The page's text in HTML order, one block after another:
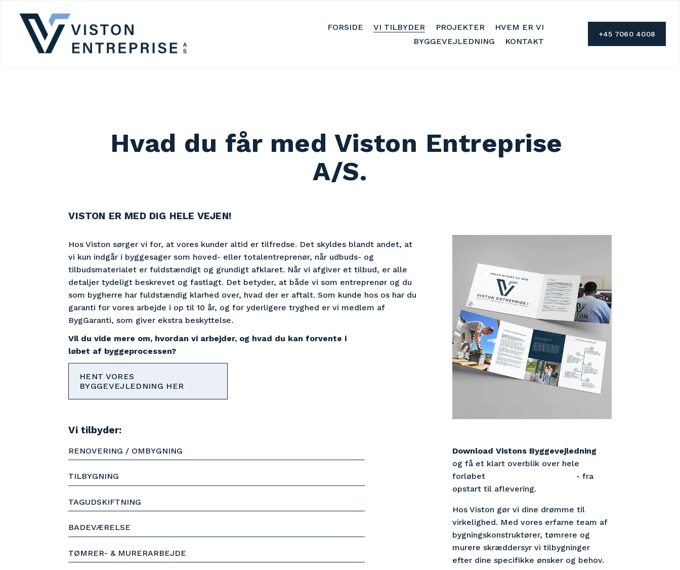
FORSIDE VI TILBYDER PROJEKTER
HVEM ER VI
BYGGEVEJLEDNING
KONTAKT
+45 7060 4008
Hvad du får med Viston Entreprise
A/S.
VISTON ER MED DIG HELE VEJEN!
Hos Viston sørger vi for, at vores kunder altid er tilfredse. Det skyldes blandt andet, at
vi kun indgår i byggesager som hoved- eller totalentreprenør, når udbuds- og
tilbudsmaterialet er fuldstændigt og grundigt afklaret. Når vi afgiver et tilbud, er alle
detaljer tydeligt beskrevet og fastlagt. Det betyder, at både vi som entreprenør og du
som bygherre har fuldstændig klarhed over, hvad der er aftalt. Som kunde hos os har du
garanti for vores arbejde i op til 10 år, og for yderligere tryghed er vi medlem af
BygGaranti, som giver ekstra beskyttelse.
og få et klart overblik over hele
forløbet                                    - fra
opstart til aflevering.
Hos Viston gør vi dine drømme til
virkelighed. Med vores erfarne team af
bygningskonstruktører, tømrere og
murere skræddersyr vi tilbygninger
efter dine specifikke ønsker og behov.
Vil du vide mere om, hvordan vi arbejder, og hvad du kan forvente i
løbet af byggeprocessen?
HENT VORES
BYGGEVEJLEDNING HER
Vi tilbyder:
BADEVÆRELSE
TØMRER- & MURERARBEJDE
RENOVERING / OMBYGNING
TILBYGNING
TAGUDSKIFTNING